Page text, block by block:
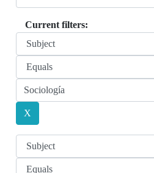
Current filters: